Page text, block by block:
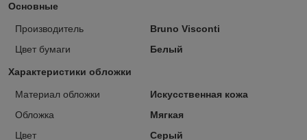
Основные
Производитель
Bruno Visconti
Цвет бумаги
Белый
Характеристики обложки
Материал обложки
Искусственная кожа
Обложка
Мягкая
Цвет
Серый